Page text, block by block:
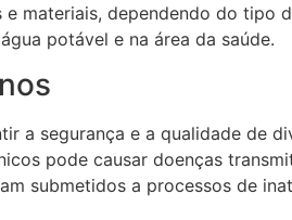
materiais, dependendo do tipo
potável e na área da saúde.
a segurança e a qualidade de
pode causar doenças
submetidos a processos de